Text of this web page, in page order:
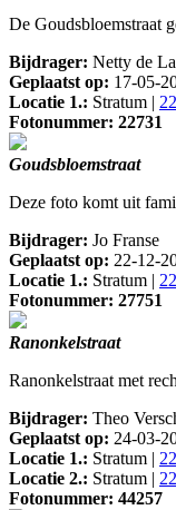
De Goudsbloemstraat
Bijdrager: Netty de
Geplaatst op: 17-05-
Locatie 1.: Stratum |
Fotonummer: 22731
Goudsbloemstraat
Deze foto komt uit
Bijdrager: Jo Franse
Geplaatst op: 22-12-
Locatie 1.: Stratum |
Fotonummer: 27751
Ranonkelstraat
Ranonkelstraat met
Bijdrager: Theo
Geplaatst op: 24-03-
Locatie 1.: Stratum |
Locatie 2.: Stratum |
Fotonummer: 44257